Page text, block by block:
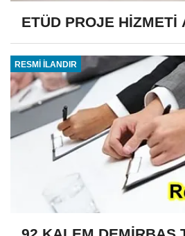
ETÜD PROJE HİZMETİ
RESMİ İLANDIR